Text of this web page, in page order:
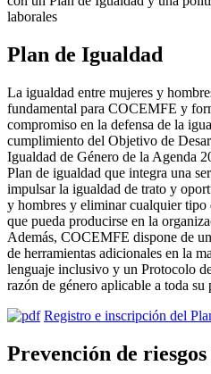
laborales
Plan de Igualdad
La igualdad entre mujeres y
fundamental para COCEMFE y
compromiso en la defensa de la
cumplimiento del Objetivo de
Igualdad de Género de la Agenda
Plan de igualdad que integra una
impulsar la igualdad de trato y
y hombres y eliminar cualquier
que pueda producirse en la
Además, COCEMFE dispone de
de herramientas adicionales en la
lenguaje inclusivo y un Protocolo
razón de género aplicable a toda su
Registro e inscripción del
Prevención de